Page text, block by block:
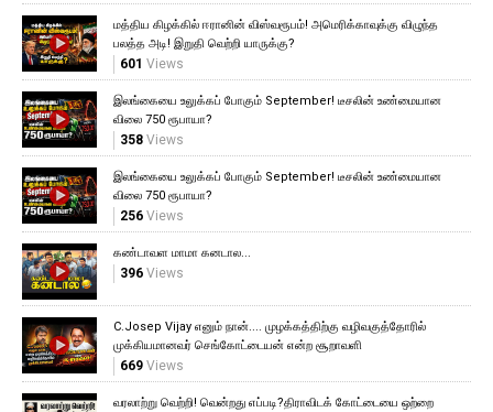
மத்திய கிழக்கில் ஈரானின் விஸ்வரூபம்! அமெரிக்காவுக்கு விழுந்த
பலத்த அடி! இறுதி வெற்றி யாருக்கு?
601 Views
இலங்கையை உலுக்கப் போகும் September! டீசலின் உண்மையான
விலை 750 ரூபாயா?
358Views
இலங்கையை உலுக்கப் போகும் September! டீசலின் உண்மையான
விலை 750 ரூபாயா?
256Views
கண்டாவள மாமா கனடால...
396Views
C.Josep Vijay எனும் நான்.... முழக்கத்திற்கு வழிவகுத்தோரில்
முக்கியமானவர் செங்கோட்டையன் என்ற சூறாவளி
669Views
வரலாற்று வெற்றி! வென்றது எப்படி?திராவிடக் கோட்டையை ஒற்றை